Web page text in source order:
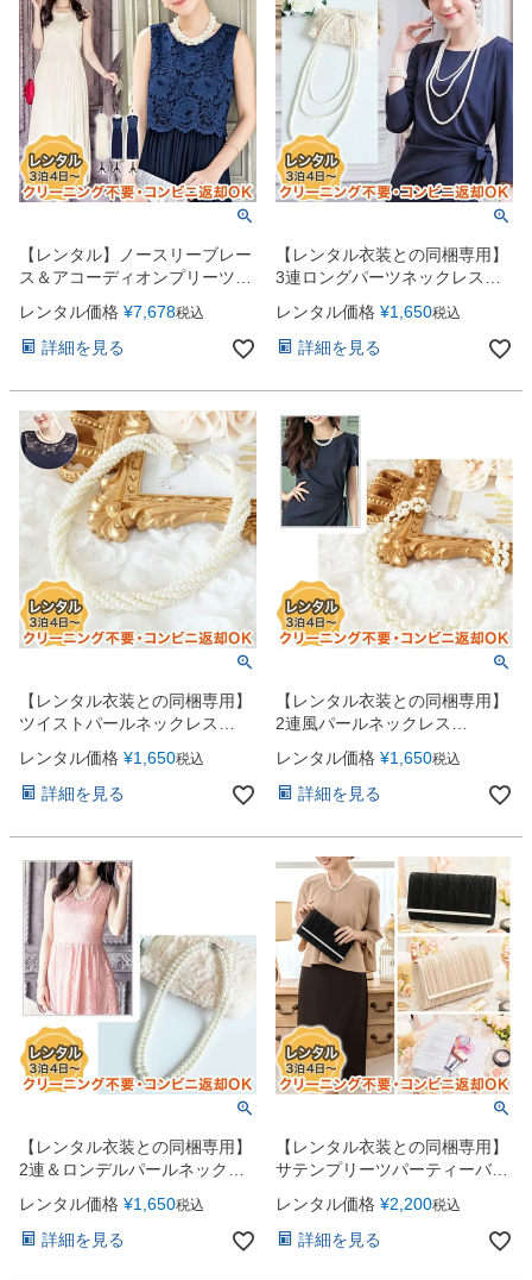
【レンタル】ノースリーブレー
ス＆アコーディオンプリーツド
レス（YP034）
レンタル価格 ¥7,678税込
詳細を見る
【レンタル衣装との同梱専用】
3連ロングパーツネックレス
レンタル価格 ¥1,650税込
詳細を見る
【レンタル衣装との同梱専用】
ツイストパールネックレス
レンタル価格 ¥1,650税込
詳細を見る
【レンタル衣装との同梱専用】
2連風パールネックレス
レンタル価格 ¥1,650税込
詳細を見る
【レンタル衣装との同梱専用】
2連＆ロンデルパールネックレ
ス（YP143）
レンタル価格 ¥1,650税込
詳細を見る
【レンタル衣装との同梱専用】
サテンプリーツパーティーバッ
レンタル価格 ¥2,200税込
詳細を見る